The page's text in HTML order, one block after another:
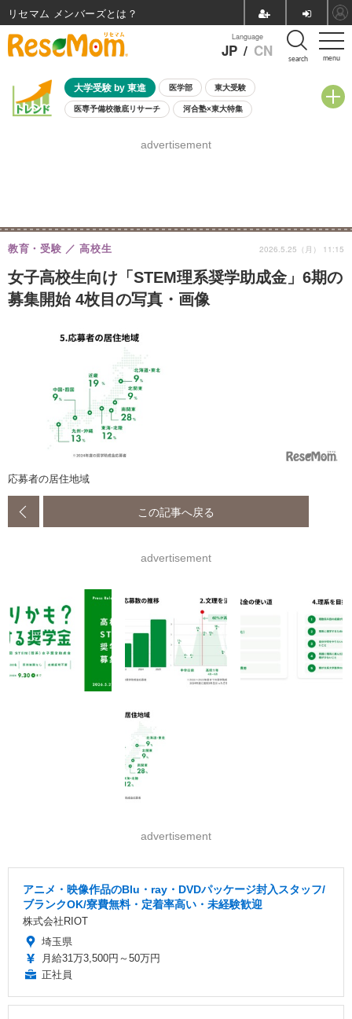
menu
Language
JP / CN search
大学受験 by 東進 医学部 東大受験
医専予備校徹底リサーチ 河合塾×東大特集
8月開催学校説明会・相談会
advertisement
女子高校生向け「STEM理系奨学助成金」6期の
募集開始 4枚目の写真・画像
教育・受験 高校生 2026.5.25（月） 11:15
応募者の居住地域
この記事へ戻る
advertisement
advertisement
アニメ・映像作品のBlu・ray・DVDパッケージ封入スタッフ/
ブランクOK/寮費無料・定着率高い・未経験歓迎
株式会社RIOT
埼玉県
月給31万3,500円～50万円
正社員
リセマム メンバーズ